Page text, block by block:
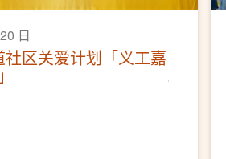
日
区关爱计划「义工嘉